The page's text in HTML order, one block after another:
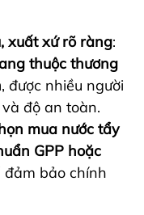
xuất xứ rõ ràng:
thuộc thương
, được nhiều người
độ an toàn.
mua nước tẩy
GPP hoặc
đảm bảo chính